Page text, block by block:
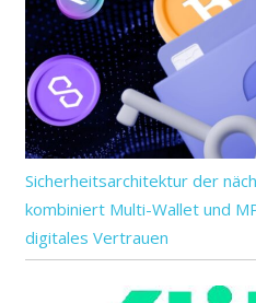
Sicherheitsarchitektur der
kombiniert Multi-Wallet und
digitales Vertrauen